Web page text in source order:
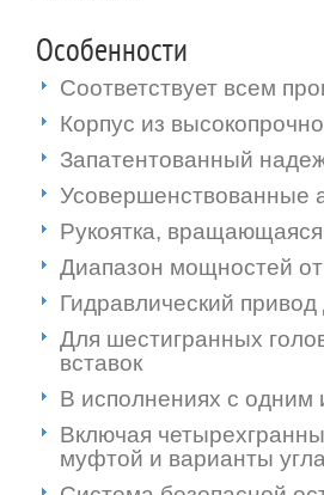
Особенности
Соответствует всем
Корпус из
Запатентованный
Усовершенствованные
Рукоятка,
Диапазон мощностей
Гидравлический
Для шестигранных
вставок
В исполнениях с
Включая
муфтой и варианты